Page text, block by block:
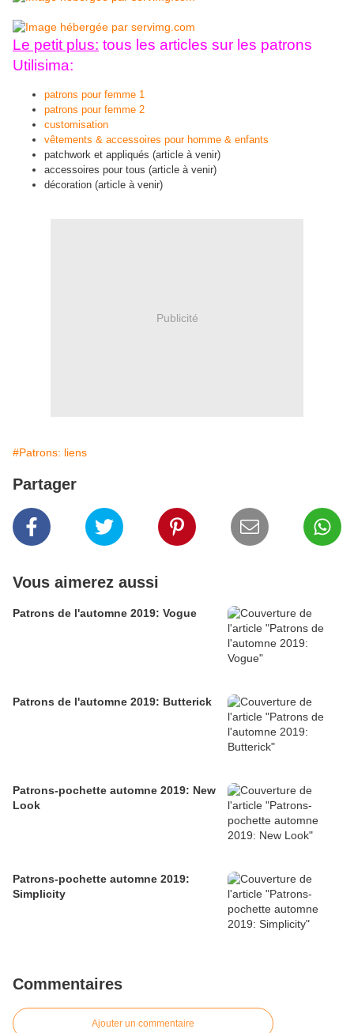
Le petit plus: tous les articles sur les patrons
Utilisima:
patrons pour femme 1
patrons pour femme 2
customisation
vêtements & accessoires pour homme & enfants
patchwork et appliqués (article à venir)
accessoires pour tous (article à venir)
décoration (article à venir)
Publicité
#Patrons: liens
Partager
Vous aimerez aussi
Patrons de l'automne 2019: Vogue
Patrons de l'automne 2019: Butterick
Patrons-pochette automne 2019: New
Look
Patrons-pochette automne 2019:
Simplicity
Commentaires
Ajouter un commentaire